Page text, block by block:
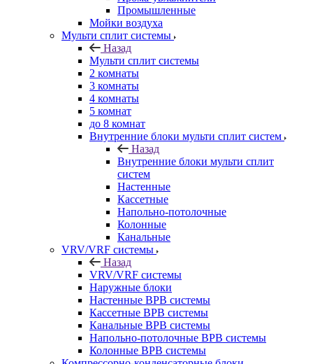
Промышленные
Мойки воздуха
Мульти сплит системы
Назад
Мульти сплит системы
2 комнаты
3 комнаты
4 комнаты
5 комнат
до 8 комнат
Внутренние блоки мульти сплит систем
Назад
Внутренние блоки мульти сплит
систем
Настенные
Кассетные
Напольно-потолочные
Колонные
Канальные
VRV/VRF системы
Назад
VRV/VRF системы
Наружные блоки
Настенные ВРВ системы
Кассетные ВРВ системы
Канальные ВРВ системы
Напольно-потолочные ВРВ системы
Колонные ВРВ системы